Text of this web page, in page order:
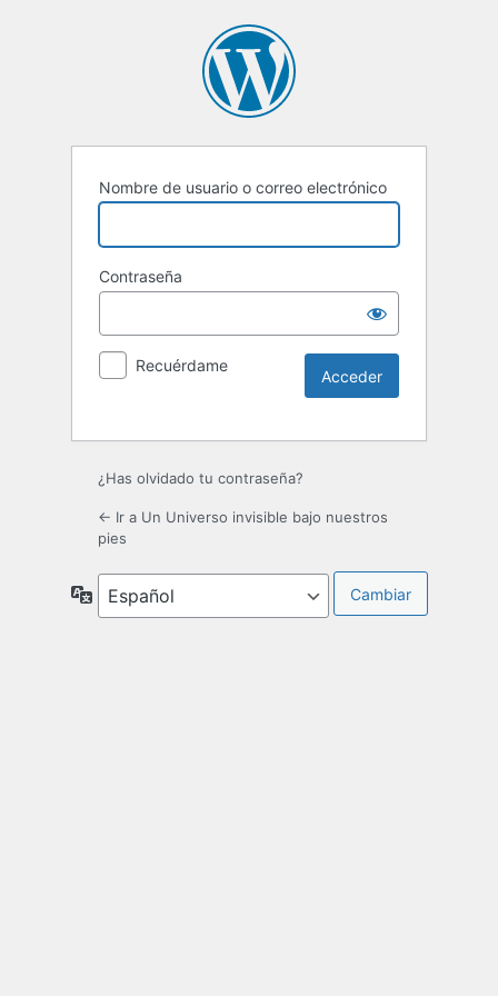
Nombre de usuario o correo electrónico
Contraseña
Recuérdame
¿Has olvidado tu contraseña?
← Ir a Un Universo invisible bajo nuestros
pies
Idioma